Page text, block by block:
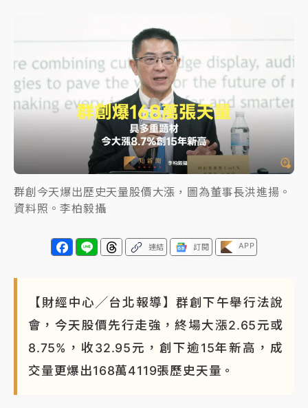
白海豚暴風圈逼近！新北淡水赫見龍捲風 榕樹
中颱白海豚風雨來了！中部以北防豪雨 今晚、明天影
響最劇烈
白海豚逼近！北市水門只出不進 未移置車輛最高罰
4800＋拖吊費
群創今天爆出歷史天量股價大漲，圖為董事長洪進揚。
資料照。李柏毅攝
連結 訂閱 APP
【財經中心╱台北報導】群創下午舉行法說
會，今天股價先行走強，終場大漲2.65元或
8.75%，收32.95元，創下逾15年新高，成
交量更爆出168萬4119張歷史天量。